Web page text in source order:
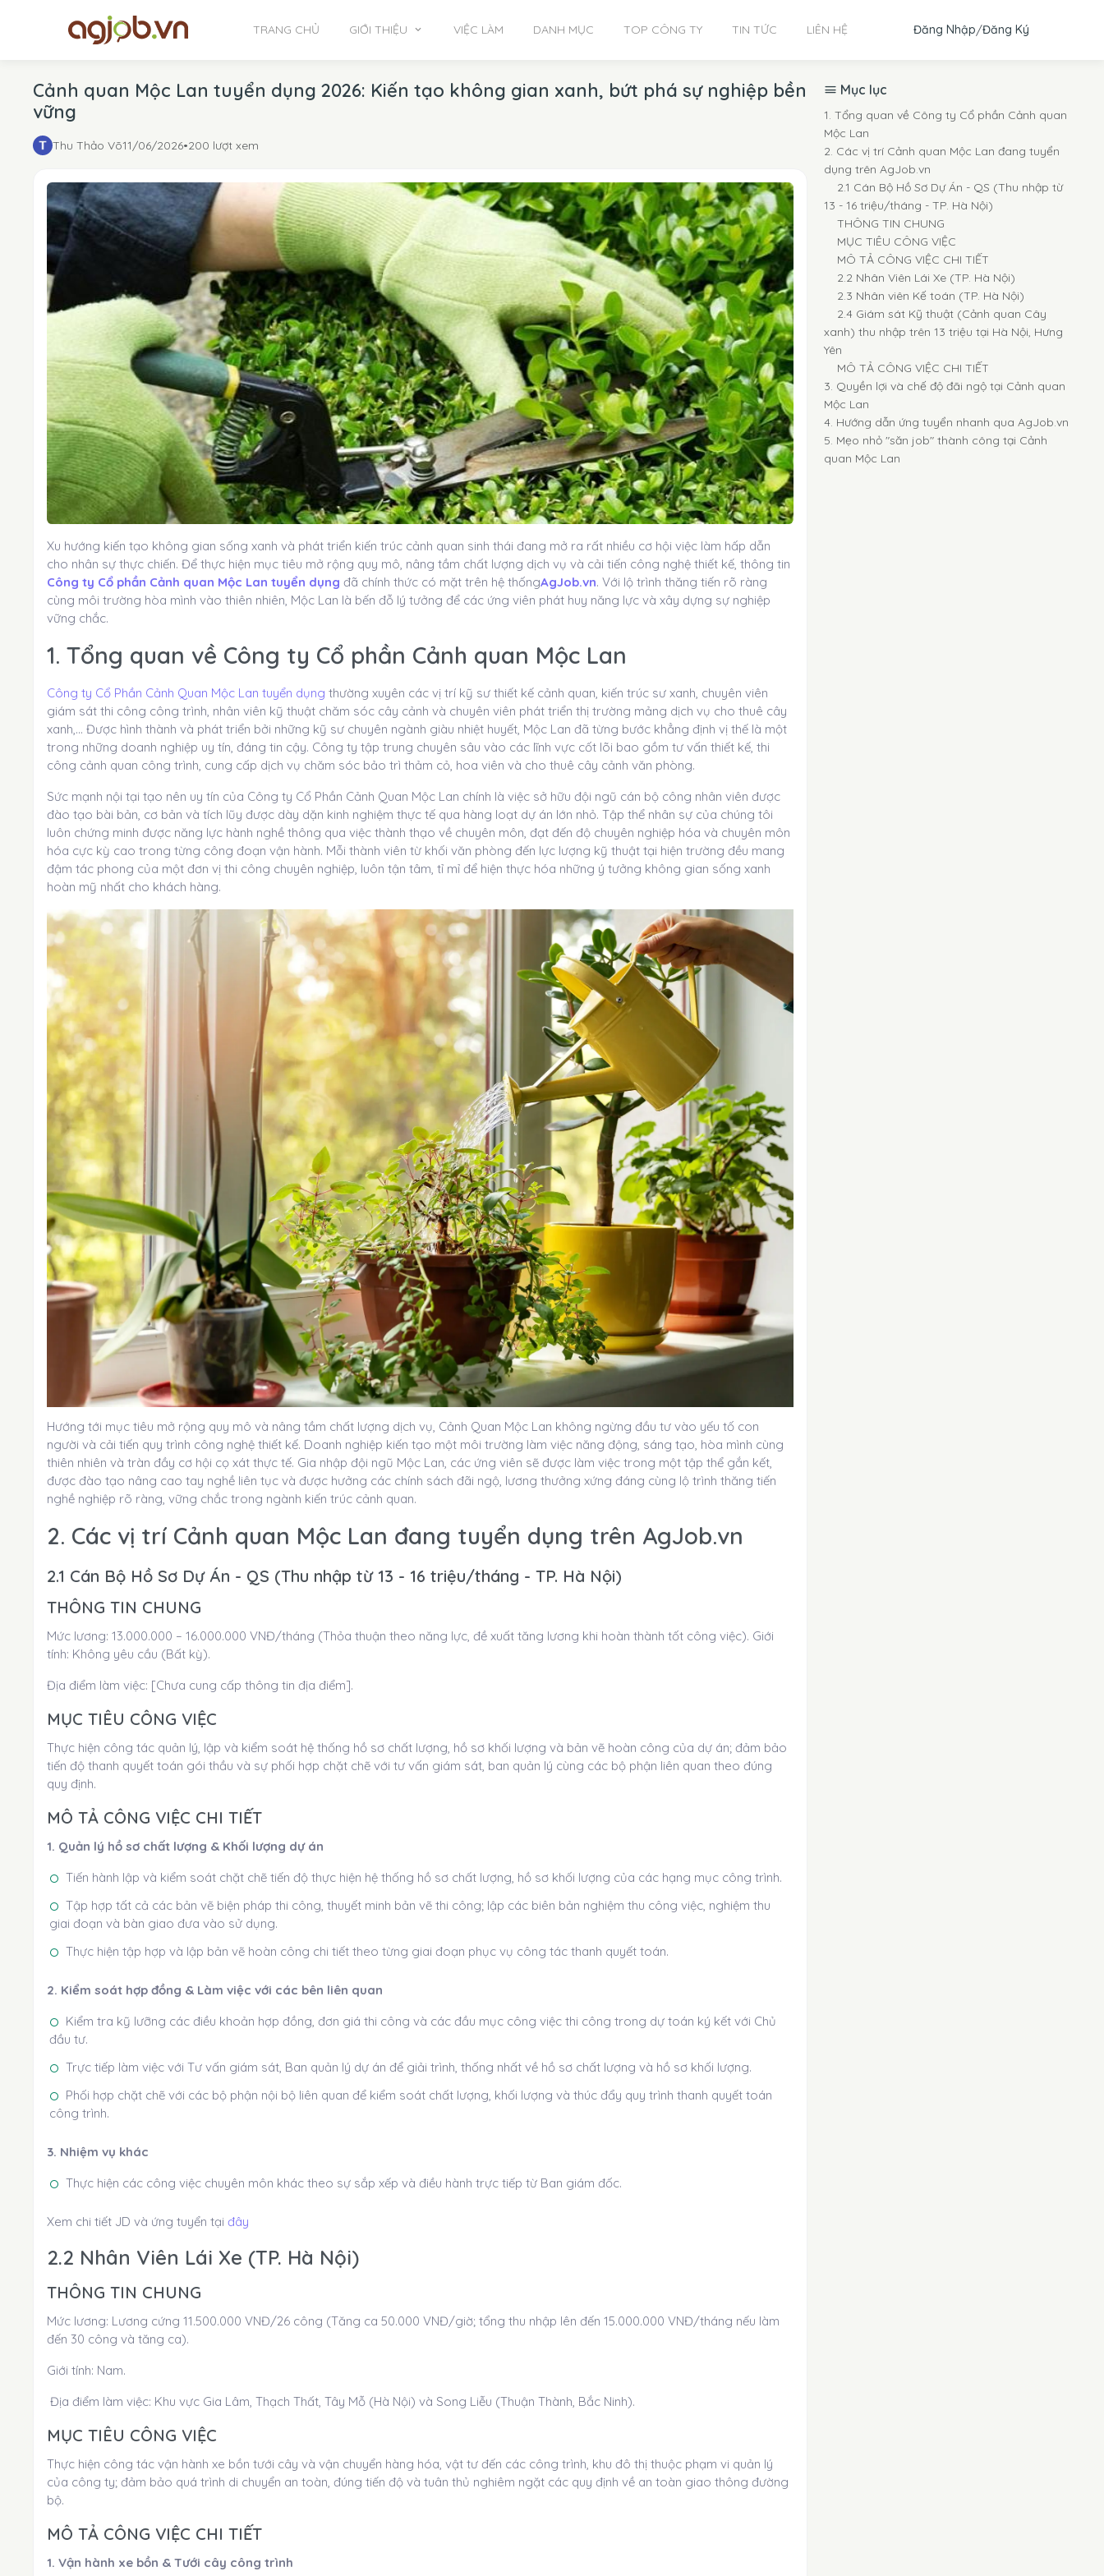
TRANG CHỦ GIỚI THIỆU VIỆC LÀM DANH MỤC TOP CÔNG TY TIN TỨC LIÊN HỆ Đăng Nhập/Đăng Ký
Cảnh quan Mộc Lan tuyển dụng 2026: Kiến tạo không gian xanh, bứt phá sự nghiệp bền
vững
Thu Thảo Võ11/06/2026•200 lượt xem
Xu hướng kiến tạo không gian sống xanh và phát triển kiến trúc cảnh quan sinh thái đang mở ra rất nhiều cơ hội việc làm hấp dẫn
cho nhân sự thực chiến. Để thực hiện mục tiêu mở rộng quy mô, nâng tầm chất lượng dịch vụ và cải tiến công nghệ thiết kế, thông tin
Công ty Cổ phần Cảnh quan Mộc Lan tuyển dụng đã chính thức có mặt trên hệ thốngAgJob.vn. Với lộ trình thăng tiến rõ ràng
cùng môi trường hòa mình vào thiên nhiên, Mộc Lan là bến đỗ lý tưởng để các ứng viên phát huy năng lực và xây dựng sự nghiệp
vững chắc.
1. Tổng quan về Công ty Cổ phần Cảnh quan Mộc Lan
Công ty Cổ Phần Cảnh Quan Mộc Lan tuyển dụng thường xuyên các vị trí kỹ sư thiết kế cảnh quan, kiến trúc sư xanh, chuyên viên
giám sát thi công công trình, nhân viên kỹ thuật chăm sóc cây cảnh và chuyên viên phát triển thị trường mảng dịch vụ cho thuê cây
xanh,... Được hình thành và phát triển bởi những kỹ sư chuyên ngành giàu nhiệt huyết, Mộc Lan đã từng bước khẳng định vị thế là một
trong những doanh nghiệp uy tín, đáng tin cậy. Công ty tập trung chuyên sâu vào các lĩnh vực cốt lõi bao gồm tư vấn thiết kế, thi
công cảnh quan công trình, cung cấp dịch vụ chăm sóc bảo trì thảm cỏ, hoa viên và cho thuê cây cảnh văn phòng.
Sức mạnh nội tại tạo nên uy tín của Công ty Cổ Phần Cảnh Quan Mộc Lan chính là việc sở hữu đội ngũ cán bộ công nhân viên được
đào tạo bài bản, cơ bản và tích lũy được dày dặn kinh nghiệm thực tế qua hàng loạt dự án lớn nhỏ. Tập thể nhân sự của chúng tôi
luôn chứng minh được năng lực hành nghề thông qua việc thành thạo về chuyên môn, đạt đến độ chuyên nghiệp hóa và chuyên môn
hóa cực kỳ cao trong từng công đoạn vận hành. Mỗi thành viên từ khối văn phòng đến lực lượng kỹ thuật tại hiện trường đều mang
đậm tác phong của một đơn vị thi công chuyên nghiệp, luôn tận tâm, tỉ mỉ để hiện thực hóa những ý tưởng không gian sống xanh
hoàn mỹ nhất cho khách hàng.
Hướng tới mục tiêu mở rộng quy mô và nâng tầm chất lượng dịch vụ, Cảnh Quan Mộc Lan không ngừng đầu tư vào yếu tố con
người và cải tiến quy trình công nghệ thiết kế. Doanh nghiệp kiến tạo một môi trường làm việc năng động, sáng tạo, hòa mình cùng
thiên nhiên và tràn đầy cơ hội cọ xát thực tế. Gia nhập đội ngũ Mộc Lan, các ứng viên sẽ được làm việc trong một tập thể gắn kết,
được đào tạo nâng cao tay nghề liên tục và được hưởng các chính sách đãi ngộ, lương thưởng xứng đáng cùng lộ trình thăng tiến
nghề nghiệp rõ ràng, vững chắc trong ngành kiến trúc cảnh quan.
2. Các vị trí Cảnh quan Mộc Lan đang tuyển dụng trên AgJob.vn
2.1 Cán Bộ Hồ Sơ Dự Án - QS (Thu nhập từ 13 - 16 triệu/tháng - TP. Hà Nội)
THÔNG TIN CHUNG
Mức lương: 13.000.000 – 16.000.000 VNĐ/tháng (Thỏa thuận theo năng lực, đề xuất tăng lương khi hoàn thành tốt công việc). Giới
tính: Không yêu cầu (Bất kỳ).
Địa điểm làm việc: [Chưa cung cấp thông tin địa điểm].
MỤC TIÊU CÔNG VIỆC
Thực hiện công tác quản lý, lập và kiểm soát hệ thống hồ sơ chất lượng, hồ sơ khối lượng và bản vẽ hoàn công của dự án; đảm bảo
tiến độ thanh quyết toán gói thầu và sự phối hợp chặt chẽ với tư vấn giám sát, ban quản lý cùng các bộ phận liên quan theo đúng
quy định.
MÔ TẢ CÔNG VIỆC CHI TIẾT
1. Quản lý hồ sơ chất lượng & Khối lượng dự án
Tiến hành lập và kiểm soát chặt chẽ tiến độ thực hiện hệ thống hồ sơ chất lượng, hồ sơ khối lượng của các hạng mục công trình.
Tập hợp tất cả các bản vẽ biện pháp thi công, thuyết minh bản vẽ thi công; lập các biên bản nghiệm thu công việc, nghiệm thu
giai đoạn và bàn giao đưa vào sử dụng.
Thực hiện tập hợp và lập bản vẽ hoàn công chi tiết theo từng giai đoạn phục vụ công tác thanh quyết toán.
2. Kiểm soát hợp đồng & Làm việc với các bên liên quan
Kiểm tra kỹ lưỡng các điều khoản hợp đồng, đơn giá thi công và các đầu mục công việc thi công trong dự toán ký kết với Chủ
đầu tư.
Trực tiếp làm việc với Tư vấn giám sát, Ban quản lý dự án để giải trình, thống nhất về hồ sơ chất lượng và hồ sơ khối lượng.
Phối hợp chặt chẽ với các bộ phận nội bộ liên quan để kiểm soát chất lượng, khối lượng và thúc đẩy quy trình thanh quyết toán
công trình.
3. Nhiệm vụ khác
Thực hiện các công việc chuyên môn khác theo sự sắp xếp và điều hành trực tiếp từ Ban giám đốc.
Xem chi tiết JD và ứng tuyển tại đây
2.2 Nhân Viên Lái Xe (TP. Hà Nội)
THÔNG TIN CHUNG
Mức lương: Lương cứng 11.500.000 VNĐ/26 công (Tăng ca 50.000 VNĐ/giờ; tổng thu nhập lên đến 15.000.000 VNĐ/tháng nếu làm
đến 30 công và tăng ca).
Giới tính: Nam.
Địa điểm làm việc: Khu vực Gia Lâm, Thạch Thất, Tây Mỗ (Hà Nội) và Song Liễu (Thuận Thành, Bắc Ninh).
MỤC TIÊU CÔNG VIỆC
Thực hiện công tác vận hành xe bồn tưới cây và vận chuyển hàng hóa, vật tư đến các công trình, khu đô thị thuộc phạm vi quản lý
của công ty; đảm bảo quá trình di chuyển an toàn, đúng tiến độ và tuân thủ nghiêm ngặt các quy định về an toàn giao thông đường
bộ.
MÔ TẢ CÔNG VIỆC CHI TIẾT
1. Vận hành xe bồn & Tưới cây công trình
Mục lục
1. Tổng quan về Công ty Cổ phần Cảnh quan
Mộc Lan
2. Các vị trí Cảnh quan Mộc Lan đang tuyển
dụng trên AgJob.vn
2.1 Cán Bộ Hồ Sơ Dự Án - QS (Thu nhập từ
13 - 16 triệu/tháng - TP. Hà Nội)
THÔNG TIN CHUNG
MỤC TIÊU CÔNG VIỆC
MÔ TẢ CÔNG VIỆC CHI TIẾT
2.2 Nhân Viên Lái Xe (TP. Hà Nội)
2.3 Nhân viên Kế toán (TP. Hà Nội)
2.4 Giám sát Kỹ thuật (Cảnh quan Cây
xanh) thu nhập trên 13 triệu tại Hà Nội, Hưng
Yên
MÔ TẢ CÔNG VIỆC CHI TIẾT
3. Quyền lợi và chế độ đãi ngộ tại Cảnh quan
Mộc Lan
4. Hướng dẫn ứng tuyển nhanh qua AgJob.vn
5. Mẹo nhỏ "săn job" thành công tại Cảnh
quan Mộc Lan